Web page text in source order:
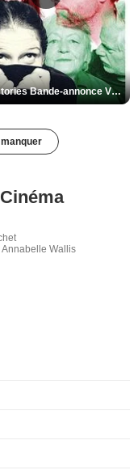
Home stories Bande-annonce VO STFR
Annabelle Wallis